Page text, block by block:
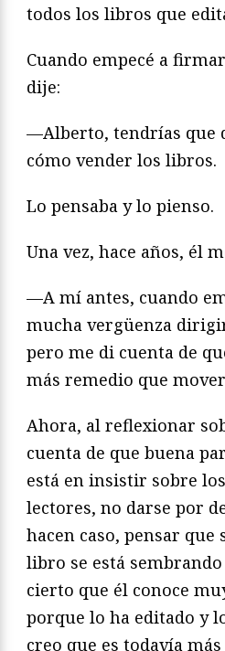
todos los libros que
Cuando empecé a
dije:
—Alberto, tendrías que
cómo vender los libros.
Lo pensaba y lo pienso.
Una vez, hace años, él
—A mí antes, cuando
mucha vergüenza
pero me di cuenta de
más remedio que
Ahora, al reflexionar
cuenta de que buena
está en insistir sobre
lectores, no darse por
hacen caso, pensar que
libro se está
cierto que él conoce
porque lo ha editado y
creo que es todavía